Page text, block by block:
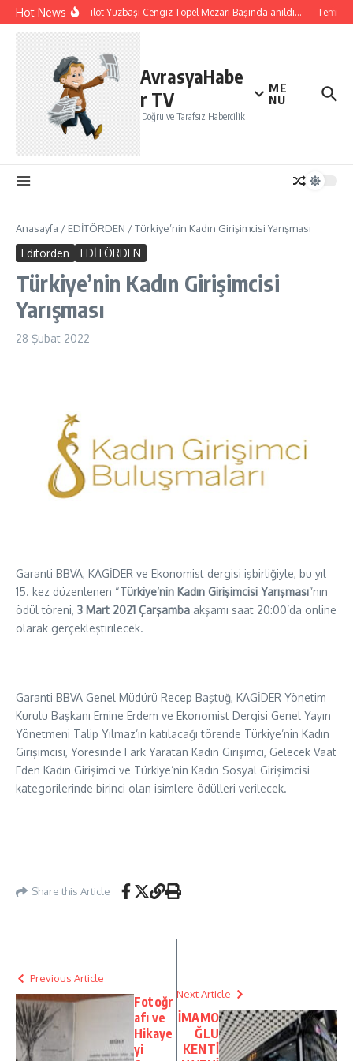
İçeriğe atla
Hot NewsŞehit Pilot Yüzbaşı Cengiz Topel Mezarı Başında anıldı…
AvrasyaHabe
r TV
Doğru ve Tarafsız Habercilik
ME
NU
Anasayfa / EDİTÖRDEN /Türkiye’nin Kadın Girişimcisi Yarışması
Editörden EDİTÖRDEN
Türkiye’nin Kadın Girişimcisi
Yarışması
28 Şubat 2022
Garanti BBVA, KAGİDER ve Ekonomist dergisi işbirliğiyle, bu yıl
15. kez düzenlenen “Türkiye’nin Kadın Girişimcisi Yarışması”nın
ödül töreni, 3 Mart 2021 Çarşamba akşamı saat 20:00’da online
olarak gerçekleştirilecek.
Garanti BBVA Genel Müdürü Recep Baştuğ, KAGİDER Yönetim
Kurulu Başkanı Emine Erdem ve Ekonomist Dergisi Genel Yayın
Yönetmeni Talip Yılmaz’ın katılacağı törende Türkiye’nin Kadın
Girişimcisi, Yöresinde Fark Yaratan Kadın Girişimci, Gelecek Vaat
Eden Kadın Girişimci ve Türkiye’nin Kadın Sosyal Girişimcisi
kategorilerinde birinci olan isimlere ödülleri verilecek.
Share this Article
Previous Article
Fotoğr
afı ve
Hikaye
yi
Next Article
İMAMO
ĞLU
KENTİ